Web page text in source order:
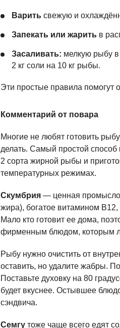
Варить свежую и
Запекать или жарить в
Засаливать: мелкую рыбу
2 кг соли на 10 кг рыбы.
Эти простые правила помогут
Комментарий от повара
Многие не любят готовить
делать. Самый простой
2 сорта жирной рыбы и
температурных режимах.
Скумбрия — ценная
жира), богатое витамином B12,
Мало кто готовит ее дома,
фирменным блюдом, которым
Рыбу нужно очистить от
оставить, но удалите жабры.
Поставьте духовку на 80
будет вкуснее. Остывшее
сэндвича.
Семгу тоже чаще всего едят